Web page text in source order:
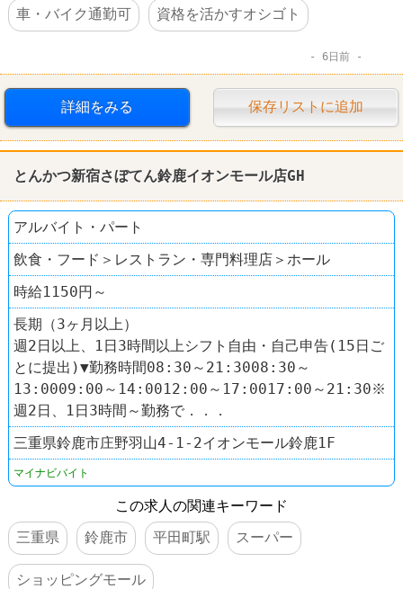
車・バイク通勤可 資格を活かすオシゴト
6日前
詳細をみる 保存リストに追加
とんかつ新宿さぼてん鈴鹿イオンモール店GH
アルバイト・パート
飲食・フード＞レストラン・専門料理店＞ホール
時給1150円～
長期（3ヶ月以上）
週2日以上、1日3時間以上シフト自由・自己申告(15日ご
とに提出)▼勤務時間08:30～21:3008:30～
13:0009:00～14:0012:00～17:0017:00～21:30※
週2日、1日3時間～勤務で．．．
三重県鈴鹿市庄野羽山4-1-2イオンモール鈴鹿1F
マイナビバイト
この求人の関連キーワード
三重県
鈴鹿市 平田町駅 スーパー
ショッピングモール